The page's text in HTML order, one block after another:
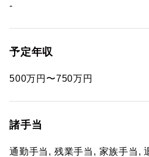
-
予定年収
500万円〜750万円
諸手当
通勤手当, 残業手当, 家族手当,